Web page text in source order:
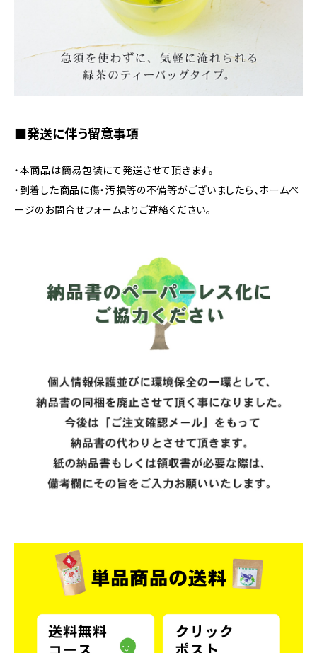
■発送に伴う留意事項
・本商品は簡易包装にて発送させて頂きます。
・到着した商品に傷・汚損等の不備等がございましたら、ホームペ
ージのお問合せフォームよりご連絡ください。